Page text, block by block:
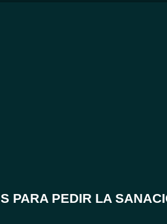
PARA PEDIR LA